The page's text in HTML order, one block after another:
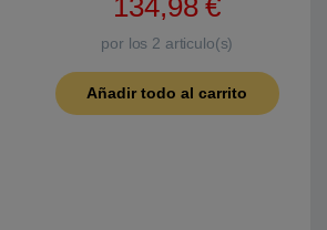
por los 2 articulo(s)
Añadir todo al carrito